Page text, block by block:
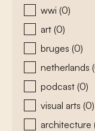
wwi (0)
art (0)
bruges (0)
netherlands
podcast (0)
visual arts (0)
architecture